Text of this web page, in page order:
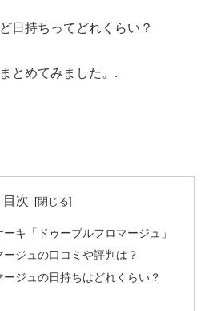
日持ちってどれくらい？
とめてみました。.
目次
キ「ドゥーブルフロマージュ」
ージュの口コミや評判は？
ージュの日持ちはどれくらい？